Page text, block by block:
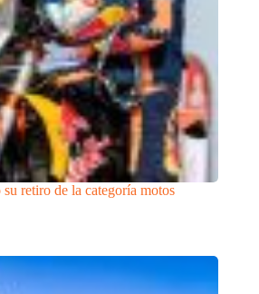
retiro de la categoría motos